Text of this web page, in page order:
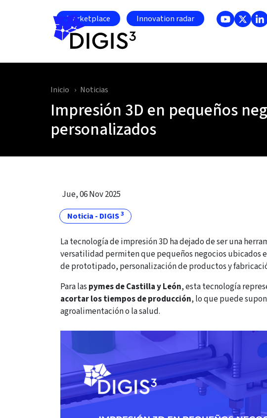
Marketplace Innovation radar
Inicio Noticias
Impresión 3D en pequeños
personalizados
Jue, 06 Nov 2025
Noticia - DIGIS3
La tecnología de impresión 3D ha dejado de ser una
versatilidad permiten que pequeños negocios ubicados
de prototipado, personalización de productos y
Para las pymes de Castilla y León, esta tecnología
acortar los tiempos de producción, lo que puede
agroalimentación o la salud.